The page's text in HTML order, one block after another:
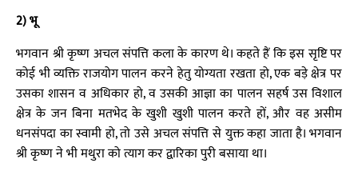
2) भू
भगवान श्री कृष्ण अचल संपत्ति कला के कारण थे। कहते हैं कि इस सृष्टि पर
कोई भी व्यक्ति राजयोग पालन करने हेतु योग्यता रखता हो, एक बड़े क्षेत्र पर
उसका शासन व अधिकार हो, व उसकी आज्ञा का पालन सहर्ष उस विशाल
क्षेत्र के जन बिना मतभेद के खुशी खुशी पालन करते हों, और वह असीम
धनसंपदा का स्वामी हो, तो उसे अचल संपत्ति से युक्त कहा जाता है। भगवान
श्री कृष्ण ने भी मथुरा को त्याग कर द्वारिका पुरी बसाया था।